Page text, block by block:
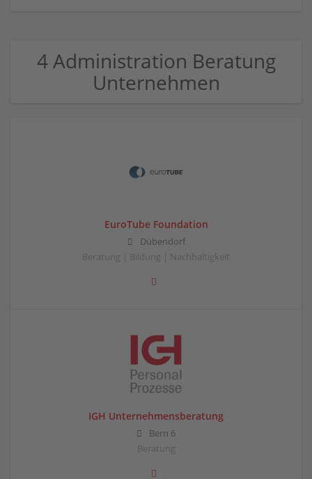
4 Administration Beratung
Unternehmen
EuroTube Foundation
Dübendorf
Beratung | Bildung | Nachhaltigkeit
IGH Unternehmensberatung
Bern 6
Beratung